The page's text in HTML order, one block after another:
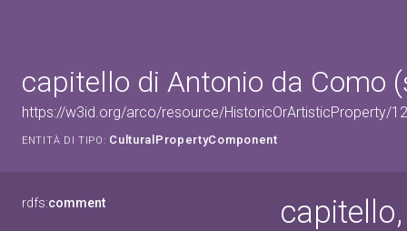
capitello di Antonio da Como
https://w3id.org/arco/resource/HistoricOrArtisticProperty/
ENTITÀ DI TIPO: CulturalPropertyComponent
rdfs:comment